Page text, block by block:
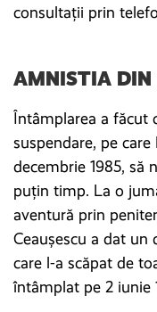
consultații prin
AMNISTIA DIN
Întâmplarea a făcut
suspendare, pe
decembrie 1985, să
puțin timp. La o
aventură prin
Ceaușescu a dat un
care l-a scăpat de
întâmplat pe 2 iunie